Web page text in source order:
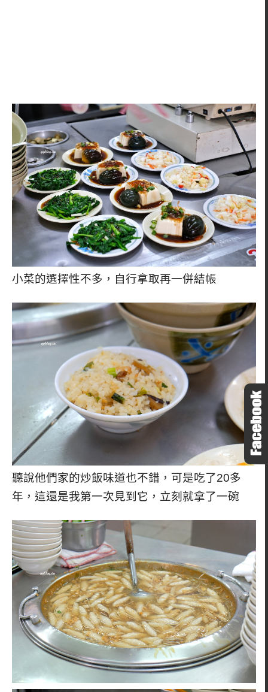
小菜的選擇性不多，自行拿取再一併結帳
聽說他們家的炒飯味道也不錯，可是吃了20多
年，這還是我第一次見到它，立刻就拿了一碗